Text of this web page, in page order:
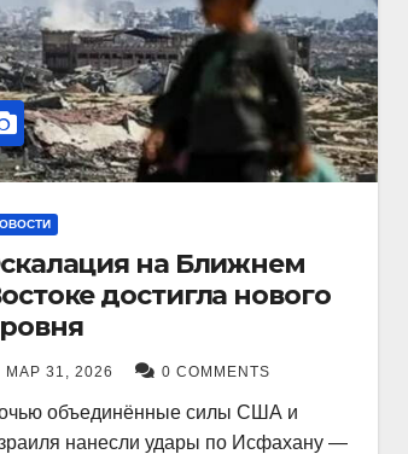
на Ближнем
достигла нового
МАР 31, 2026 0 COMMENTS
объединённые силы США и
нанесли удары по Исфахану —